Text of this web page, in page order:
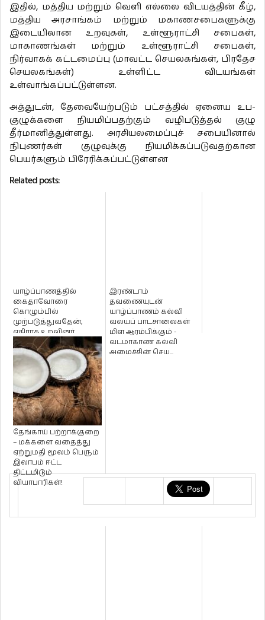
இதில், மத்திய மற்றும் வெளி எல்லை விடயத்தின் கீழ்,
மத்திய அரசாங்கம் மற்றும் மகாணசபைகளுக்கு
இடையிலான உறவுகள், உள்ளூராட்சி சபைகள்,
மாகாணங்கள் மற்றும் உள்ளூராட்சி சபைகள்,
நிர்வாகக் கட்டமைப்பு (மாவட்ட செயலகங்கள், பிரதேச
செயலகங்கள்) உள்ளிட்ட விடயங்கள்
உள்வாங்கப்பட்டுள்ளன.
அத்துடன், தேவையேற்படும் பட்சத்தில் ஏனைய உப-
குழுக்களை நியமிப்பதற்கும் வழிபடுத்தல் குழு
தீர்மானித்துள்ளது. அரசியலமைப்புச் சபையினால்
நிபுணர்கள் குழுவுக்கு நியமிக்கப்படுவதற்கான
பெயர்களும் பிரேரிக்கப்பட்டுள்ளன
Related posts:
யாழ்ப்பாணத்தில்
கைதாவோரை
கொழும்பில்
முற்படுத்துவதேன்,
எதிராக உறவினர்
வழக்குத் தொடரலாம்
என்கிறார் யாழ...
இரண்டாம்
தவணையுடன்
யாழ்ப்பாணம் கல்வி
வலயப் பாடசாலைகள்
மிள ஆரம்பிக்கும் -
வடமாகாண கல்வி
அமைச்சின் செய...
தேங்காய் பற்றாக்குறை
– மக்களை வதைத்து
ஏற்றுமதி மூலம் பெரும்
இலாபம் ஈட்ட
திட்டமிடும்
வியாபாரிகள்!